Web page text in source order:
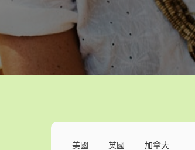
美國 英國 加拿大